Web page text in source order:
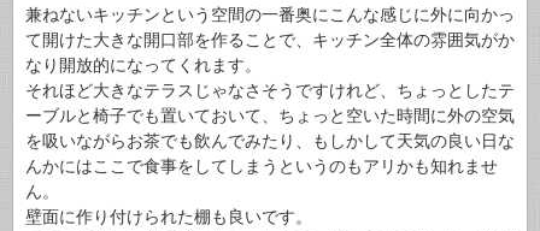
兼ねないキッチンという空間の一番奥にこんな感じに外に向かっ
て開けた大きな開口部を作ることで、キッチン全体の雰囲気がか
なり開放的になってくれます。
それほど大きなテラスじゃなさそうですけれど、ちょっとしたテ
ーブルと椅子でも置いておいて、ちょっと空いた時間に外の空気
を吸いながらお茶でも飲んでみたり、もしかして天気の良い日な
んかにはここで食事をしてしまうというのもアリかも知れませ
ん。
壁面に作り付けられた棚も良いです。